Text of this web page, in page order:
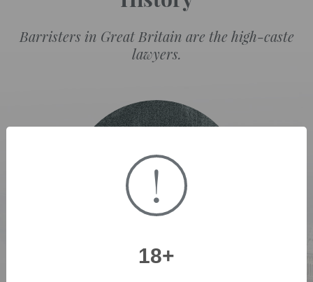
Barristers in Great Britain are the high-caste
lawyers.
!
18+